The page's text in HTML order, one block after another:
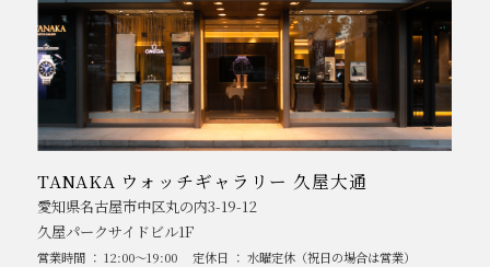
TANAKA ウォッチギャラリー 久屋大通
愛知県名古屋市中区丸の内3-19-12
久屋パークサイドビル1F
営業時間 ： 12:00～19:00 定休日 ： 水曜定休（祝日の場合は営業）